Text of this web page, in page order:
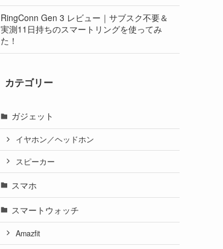
RingConn Gen 3 レビュー｜サブスク不要＆
実測11日持ちのスマートリングを使ってみ
た！
カテゴリー
ガジェット
イヤホン／ヘッドホン
スピーカー
スマホ
スマートウォッチ
Amazfit